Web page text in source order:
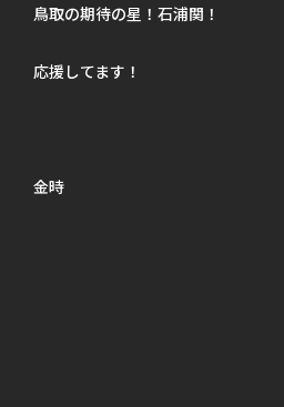
鳥取の期待の星！石浦関！
応援してます！
金時